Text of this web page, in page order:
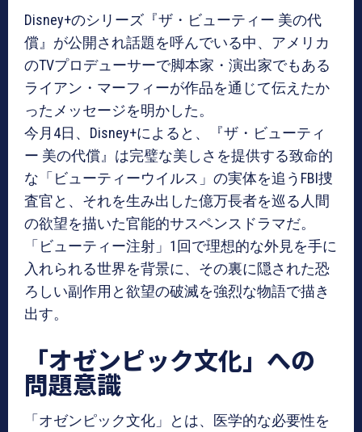
Disney+のシリーズ『ザ・ビューティー 美の代
償』が公開され話題を呼んでいる中、アメリカ
のTVプロデューサーで脚本家・演出家でもある
ライアン・マーフィーが作品を通じて伝えたか
ったメッセージを明かした。
今月4日、Disney+によると、『ザ・ビューティ
ー 美の代償』は完璧な美しさを提供する致命的
な「ビューティーウイルス」の実体を追うFBI捜
査官と、それを生み出した億万長者を巡る人間
の欲望を描いた官能的サスペンスドラマだ。
「ビューティー注射」1回で理想的な外見を手に
入れられる世界を背景に、その裏に隠された恐
ろしい副作用と欲望の破滅を強烈な物語で描き
出す。
「オゼンピック文化」への
問題意識
「オゼンピック文化」とは、医学的な必要性を